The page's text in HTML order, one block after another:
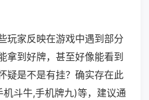
玩家反映在游戏中遇到部分
拿到好牌，甚至好像能看到
疑是不是有挂？确实存在此
斗牛,手机牌九)等，建议通